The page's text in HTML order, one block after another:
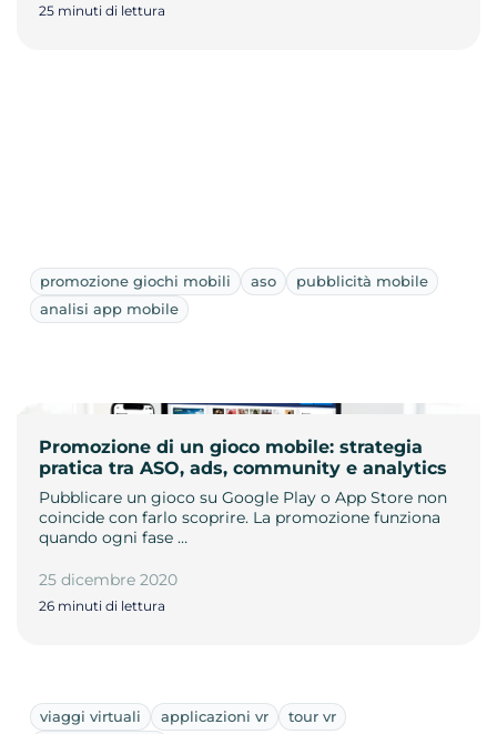
25 minuti di lettura
promozione giochi mobili aso
pubblicità mobile
analisi app mobile
Promozione di un gioco mobile: strategia
pratica tra ASO, ads, community e analytics
Pubblicare un gioco su Google Play o App Store non
coincide con farlo scoprire. La promozione funziona
quando ogni fase …
25 dicembre 2020
26 minuti di lettura
viaggi virtuali applicazioni vr
tour vr